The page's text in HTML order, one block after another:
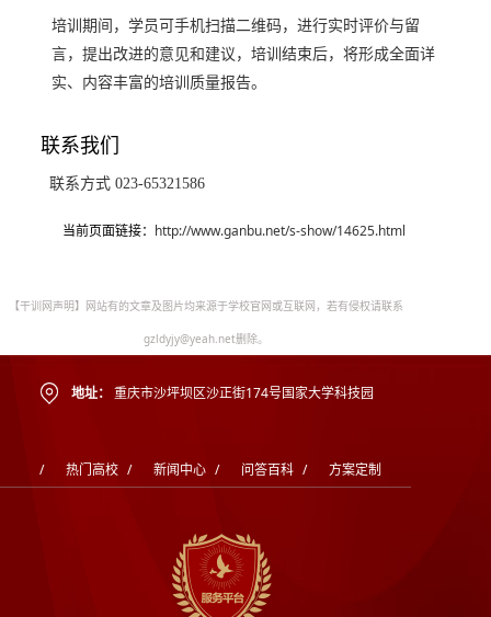
培训期间，学员可手机扫描二维码，进行实时评价与留
言，提出改进的意见和建议，培训结束后，将形成全面详
实、内容丰富的培训质量报告。
联系我们
联系方式 023-65321586
当前页面链接： http://www.ganbu.net/s-show/14625.html
【干训网声明】网站有的文章及图片均来源于学校官网或互联网，若有侵权请联系
gzldyjy@yeah.net删除。
地址： 重庆市沙坪坝区沙正街174号国家大学科技园
/ 热门高校 / 新闻中心 / 问答百科 / 方案定制